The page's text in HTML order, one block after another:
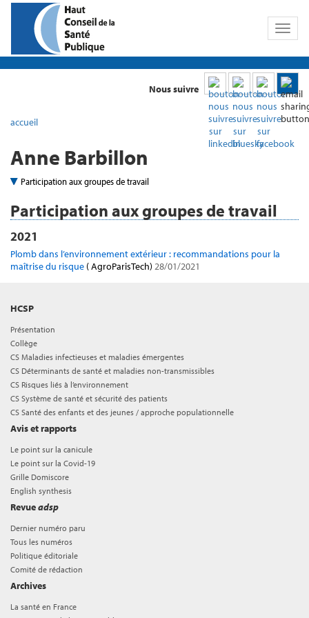
Toggle
Nous suivre
accueil
Anne Barbillon
Participation aux groupes de travail
Participation aux groupes de travail
2021
Plomb dans l’environnement extérieur : recommandations pour la
maîtrise du risque ( AgroParisTech) 28/01/2021
HCSP
Présentation
Collège
CS Maladies infectieuses et maladies émergentes
CS Déterminants de santé et maladies non-transmissibles
CS Risques liés à l’environnement
CS Système de santé et sécurité des patients
CS Santé des enfants et des jeunes / approche populationnelle
Avis et rapports
Le point sur la canicule
Le point sur la Covid-19
Grille Domiscore
English synthesis
Revueadsp
Dernier numéro paru
Tous les numéros
Politique éditoriale
Comité de rédaction
Archives
La santé en France